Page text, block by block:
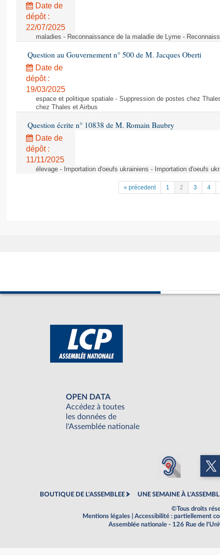
Date de
dépôt :
22/07/2025
maladies - Reconnaissance de la maladie de Lyme -
Question au Gouvernement n° 500 de M. Jacques Oberti
Date de
dépôt :
19/03/2025
espace et politique spatiale - Suppression de postes chez
chez Thales et Airbus
Question écrite n° 10838 de M. Romain Baubry
Date de
dépôt :
11/11/2025
élevage - Importation d'oeufs ukrainiens - Importation d'oeufs
« précedent 1 2 3 4
OPEN DATA
Accédez à toutes
les données de
l'Assemblée nationale
BOUTIQUE DE L'ASSEMBLEE UNE SEMAINE À
©Tous droits
Mentions légales
Accessibilité : partiellement
Assemblée nationale - 126 Rue de